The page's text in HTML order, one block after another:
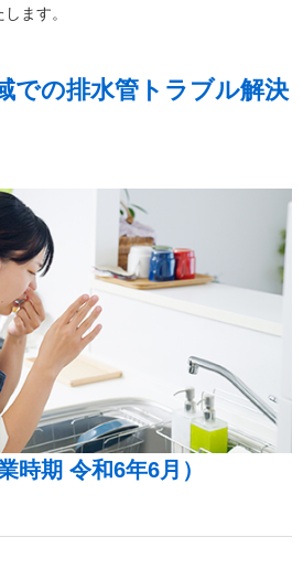
ます。
での排水管トラブル解決
時期 令和6年6月）